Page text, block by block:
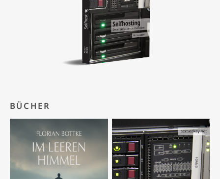
BÜCHER